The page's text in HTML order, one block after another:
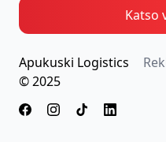
Katso
Apukuski Logistics
© 2025